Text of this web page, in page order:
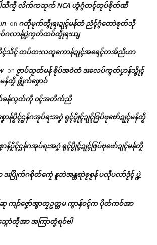
ာန်ပရိုၚ်ဗၠးၜးမန်
ပရိုၚ်လက္ကရဴအိုတ်
🏛 လညာတ်ပါ်ပဲါ
ဗွဳဒဳယဵု
ကေတ်အဆက်
© ဌာန်ပရိုၚ်ဗၠးၜးမန်
ရေၚ်
-ပရေၚ်
မန်ပ္ဍဲ မန်မ္ၚး သ္ဒးဒှ်မွဲမှပ် မွဲကသပ်
ရောၚ်
In "လိက်ပရေၚ်"
ာ်ညဳသၟ
ပ္ဍဲကၠ
သ္ပပရေံ)
ါဲသဳကၠဳ လိက်ကသုက် NCA ဟွံဂွံတၚ်တုပ်စိုတ်ဏီ
on ဂတဵုမုက်တွဵုရးဍုၚ်မန်တံ ညံၚ်ဂွံတောဲစုတ်သီု
ဂလာန်ပ္ဍဲကၠတ်ထဝ်တွဵုရးယျ
သိၚ် တပ်တးလတူကောန်ဍုၚ်အရေၚ်တအ်ညိဟာ
on ဇၟာပ်သၟတ်မန် စိုပ်အဝဲတံ ဒးလေပ်ကွတ်ပၞာန်သ္ဇိုၚ်
န်တၟိ ဖ္တိုက်ဖၟောဝ်
န်လ္ၚတ်ကဵု ၀ၚ်အတိက်ညိ
ာန်ပၟိၚ်ဌန်ဂအုပ်ရးအဂၞဲ ရုၚ်ပွိုၚ်ဍုၚ်ဇြပ်ဗုဗော်ဍုၚ်မန်တၟိ
န်ပၟိၚ်ဌန်ဂအုပ်ရးအဂၞဲ ရုၚ်ပွိုၚ်ဍုၚ်ဇြပ်ဗုဗော်ဍုၚ်မန်တၟိ
ာ ဒးပြိုက်ဂစိုတ်ကၠေံ နူဘဲအန္တရာဲစၟစၟန် ပလီုပလာ်ဒၟံၚ် ပ္ဍဲ
ဆု ကျာ်ဇၞော်အ္စာတၠဥတ္တမ ကွာန်ဝၚ်က ပိုတ်ကဝ်အာ
ောံတဵုအာ အကြာတၞံရဝ်ဗါ